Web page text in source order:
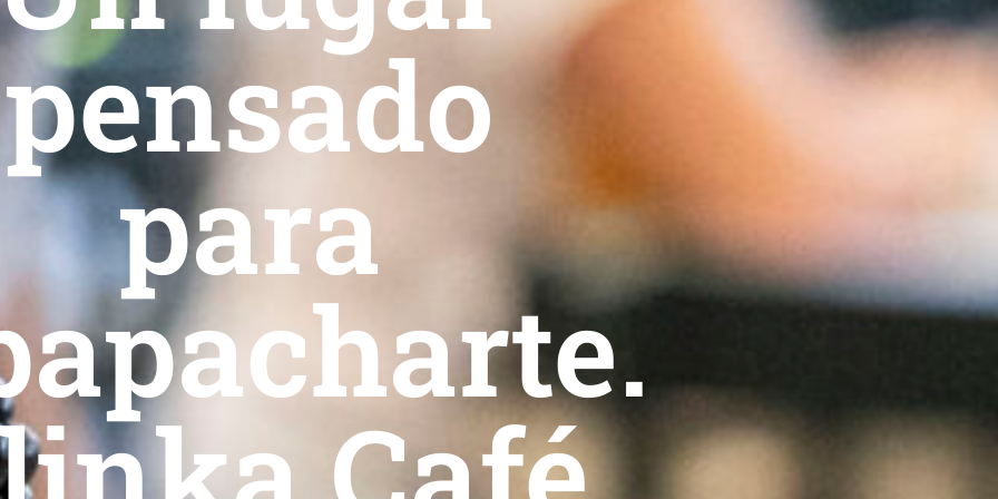
pensado
para